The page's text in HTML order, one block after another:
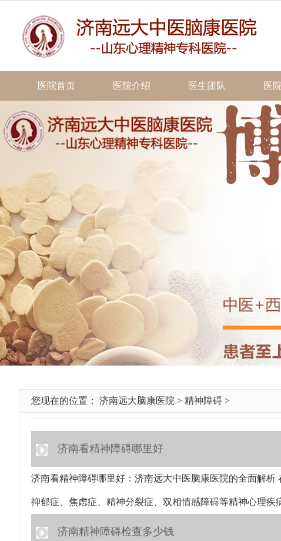
医院首页 医院介绍 医生团队 医
您现在的位置： 济南远大脑康医院 > 精神障碍 >
济南看精神障碍哪里好
济南看精神障碍哪里好：济南远大中医脑康医院的全面解
抑郁症、焦虑症、精神分裂症、双相情感障碍等精神心理疾
济南精神障碍检查多少钱